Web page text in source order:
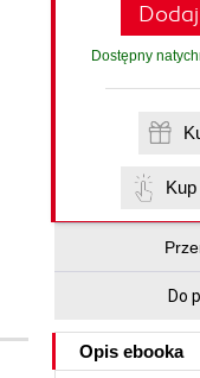
Dostępny
Do
Opis ebooka